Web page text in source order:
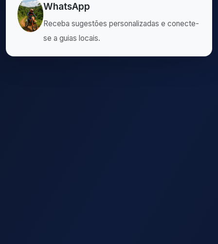
WhatsApp
Receba sugestões personalizadas e conecte-
se a guias locais.